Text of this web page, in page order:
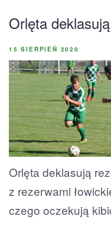
Orlęta
15 SIERPIEŃ 2020
Orlęta deklasują
z rezerwami
czego oczekują